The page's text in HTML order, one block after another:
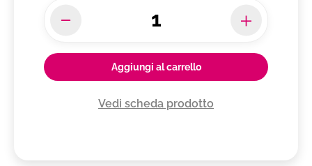
Aggiungi al carrello
Vedi scheda prodotto